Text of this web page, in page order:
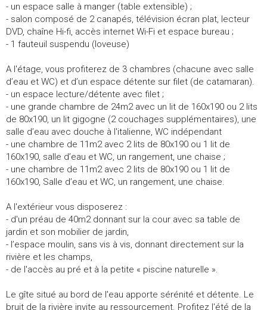
- un espace salle à manger (table extensible) ;
- salon composé de 2 canapés, télévision écran plat, lecteur
DVD, chaîne Hi-fi, accès internet Wi-Fi et espace bureau ;
- 1 fauteuil suspendu (loveuse)
A l'étage, vous profiterez de 3 chambres (chacune avec salle
d’eau et WC) et d’un espace détente sur filet (de catamaran).
- un espace lecture/détente avec filet ;
- une grande chambre de 24m2 avec un lit de 160x190 ou 2 lits
de 80x190, un lit gigogne (2 couchages supplémentaires), une
salle d’eau avec douche à l'italienne, WC indépendant
- une chambre de 11m2 avec 2 lits de 80x190 ou 1 lit de
160x190, salle d’eau et WC, un rangement, une chaise ;
- une chambre de 11m2 avec 2 lits de 80x190 ou 1 lit de
160x190, Salle d’eau et WC, un rangement, une chaise.
A l'extérieur vous disposerez :
- d'un préau de 40m2 donnant sur la cour avec sa table de
jardin et son mobilier de jardin,
- l’espace moulin, sans vis à vis, donnant directement sur la
rivière et les champs,
- de l'accès au pré et à la petite « piscine naturelle ».
Le gîte situé au bord de l'eau apporte sérénité et détente. Le
bruit de la rivière invite au ressourcement. Profitez l'été de la